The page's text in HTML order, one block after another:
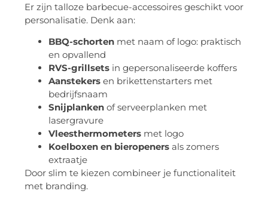
Er zijn talloze barbecue-accessoires geschikt voor
personalisatie. Denk aan:
BBQ-schorten met naam of logo: praktisch
en opvallend
RVS-grillsets in gepersonaliseerde koffers
Aanstekers en brikettenstarters met
bedrijfsnaam
Snijplanken of serveerplanken met
lasergravure
Vleesthermometers met logo
Koelboxen en bieropeners als zomers
extraatje
Door slim te kiezen combineer je functionaliteit
met branding.